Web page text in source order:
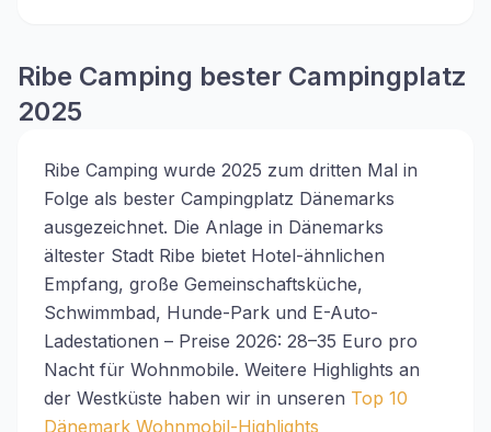
Ribe Camping bester Campingplatz
2025
Ribe Camping wurde 2025 zum dritten Mal in
Folge als bester Campingplatz Dänemarks
ausgezeichnet. Die Anlage in Dänemarks
ältester Stadt Ribe bietet Hotel-ähnlichen
Empfang, große Gemeinschaftsküche,
Schwimmbad, Hunde-Park und E-Auto-
Ladestationen – Preise 2026: 28–35 Euro pro
Nacht für Wohnmobile. Weitere Highlights an
der Westküste haben wir in unseren Top 10
Dänemark Wohnmobil-Highlights